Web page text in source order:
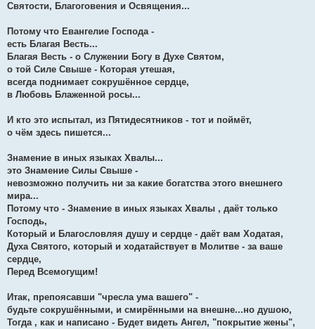
Святости, Благоговения и Освящения...
Потому что Евангелие Господа -
есть Благая Весть...
Благая Весть - о Служении Богу в Духе Святом,
о той Силе Свыше - Которая утешая,
всегда поднимает сокрушённое сердце,
в Любовь Блаженной росы...
И кто это испытал, из Пятидесятников - тот и поймёт,
о чём здесь пишется...
Знамение в иных языках Хвалы...
это Знамение Силы Свыше -
невозможно получить ни за какие богатства этого внешнего
мира...
Потому что - Знамение в иных языках Хвалы , даёт только
Господь,
Который и Благословляя душу и сердце - даёт вам Ходатая,
Духа Святого, который и ходатайствует в Молитве - за ваше
сердце,
Перед Всемогущим!
Итак, препоясавши "чресла ума вашего" -
будьте сокрушёнными, и смирёнными на внешне...но душою,
Тогда , как и написано - Будет видеть Ангел, "покрытие жены",